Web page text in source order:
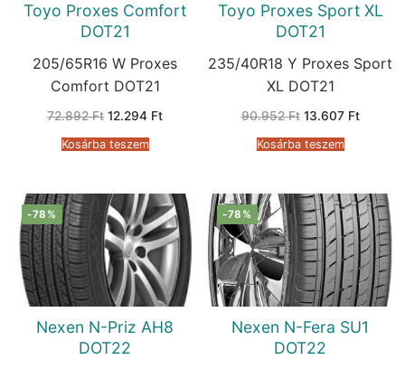
Toyo Proxes Comfort
DOT21
205/65R16 W Proxes
Comfort DOT21
72.892Ft Original
was:
72.892 Ft.
12.294 FtCurrent
Kosárba teszem
Toyo Proxes Sport XL
DOT21
235/40R18 Y Proxes Sport
XL DOT21
90.952Ft Original
was:
90.952 Ft.
13.607 FtCurrent
Kosárba teszem
-78%
Nexen N-Priz AH8
DOT22
-78%
Nexen N-Fera SU1
DOT22